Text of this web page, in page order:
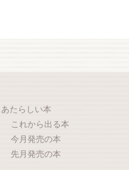
あたらしい本
これから出る本
今月発売の本
先月発売の本